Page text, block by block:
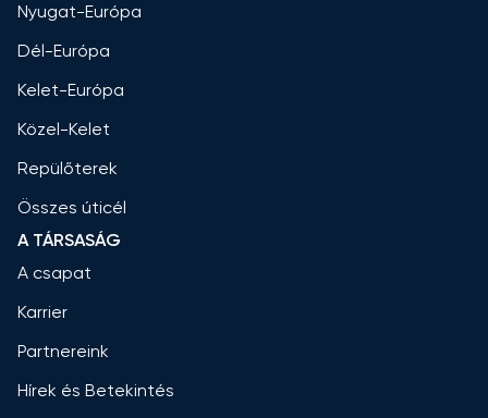
Nyugat-Európa
Dél-Európa
Kelet-Európa
Közel-Kelet
Repülőterek
Összes úticél
A TÁRSASÁG
A csapat
Karrier
Partnereink
Hírek és Betekintés